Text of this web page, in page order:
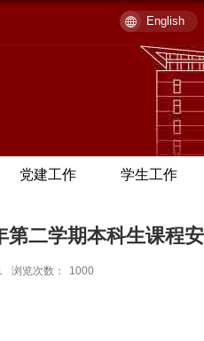
English
党建工作 学生工作
第二学期本科生课程
浏览次数： 1000